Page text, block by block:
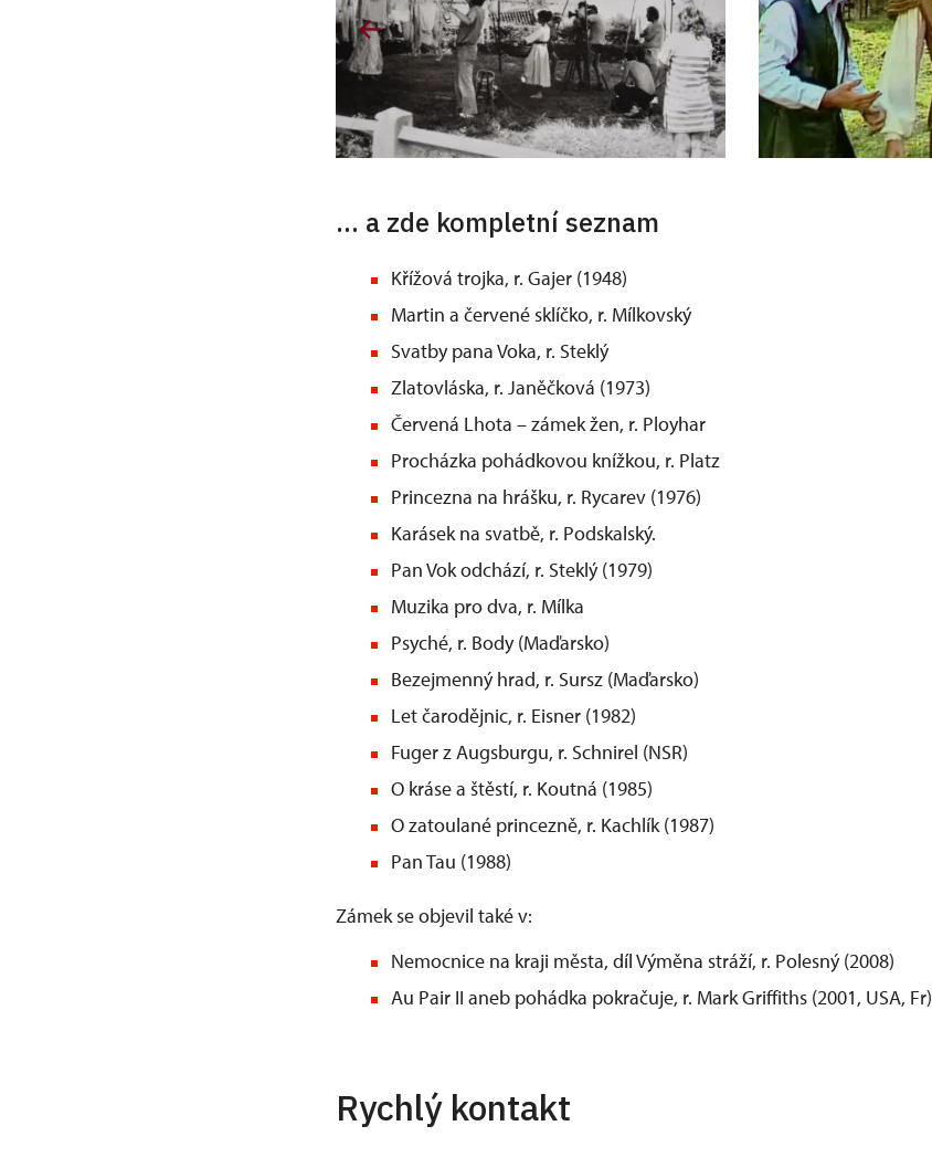
... a zde kompletní seznam
Křížová trojka, r. Gajer (1948)
Martin a červené sklíčko, r. Mílkovský
Svatby pana Voka, r. Steklý
Zlatovláska, r. Janěčková (1973)
Červená Lhota – zámek žen, r. Ployhar
Procházka pohádkovou knížkou, r. Platz
Princezna na hrášku, r. Rycarev (1976)
Karásek na svatbě, r. Podskalský.
Pan Vok odchází, r. Steklý (1979)
Muzika pro dva, r. Mílka
Psyché, r. Body (Maďarsko)
Bezejmenný hrad, r. Sursz (Maďarsko)
Let čarodějnic, r. Eisner (1982)
Fuger z Augsburgu, r. Schnirel (NSR)
O kráse a štěstí, r. Koutná (1985)
O zatoulané princezně, r. Kachlík (1987)
Pan Tau (1988)
Zámek se objevil také v:
Nemocnice na kraji města, díl Výměna stráží, r. Polesný (2008)
Au Pair II aneb pohádka pokračuje, r. Mark Griffiths (2001, USA, Fr)
Rychlý kontakt